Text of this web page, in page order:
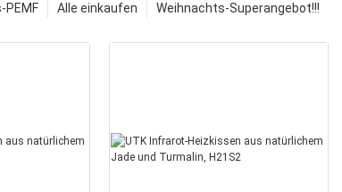
Weihnachts-Superangebot!!!
Alle einkaufen
PEMF